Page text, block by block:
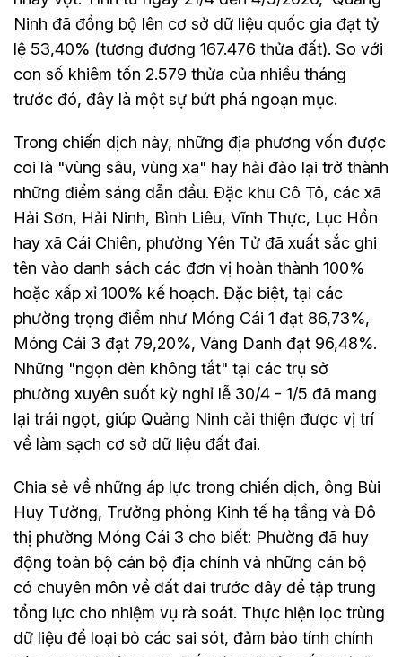
Ninh đã đồng bộ lên cơ sở dữ liệu quốc gia đạt tỷ
lệ 53,40% (tương đương 167.476 thửa đất). So với
con số khiêm tốn 2.579 thửa của nhiều tháng
trước đó, đây là một sự bứt phá ngoạn mục.
Trong chiến dịch này, những địa phương vốn được
coi là "vùng sâu, vùng xa" hay hải đảo lại trở thành
những điểm sáng dẫn đầu. Đặc khu Cô Tô, các xã
Hải Sơn, Hải Ninh, Bình Liêu, Vĩnh Thực, Lục Hồn
hay xã Cái Chiên, phường Yên Tử đã xuất sắc ghi
tên vào danh sách các đơn vị hoàn thành 100%
hoặc xấp xỉ 100% kế hoạch. Đặc biệt, tại các
phường trọng điểm như Móng Cái 1 đạt 86,73%,
Móng Cái 3 đạt 79,20%, Vàng Danh đạt 96,48%.
Những "ngọn đèn không tắt" tại các trụ sở
phường xuyên suốt kỳ nghỉ lễ 30/4 - 1/5 đã mang
lại trái ngọt, giúp Quảng Ninh cải thiện được vị trí
về làm sạch cơ sở dữ liệu đất đai.
Chia sẻ về những áp lực trong chiến dịch, ông Bùi
Huy Tường, Trưởng phòng Kinh tế hạ tầng và Đô
thị phường Móng Cái 3 cho biết: Phường đã huy
động toàn bộ cán bộ địa chính và những cán bộ
có chuyên môn về đất đai trước đây để tập trung
tổng lực cho nhiệm vụ rà soát. Thực hiện lọc trùng
dữ liệu để loại bỏ các sai sót, đảm bảo tính chính